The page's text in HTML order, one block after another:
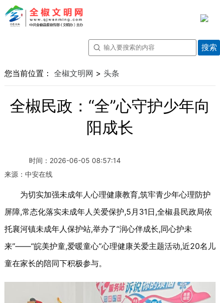
您当前位置： 全椒文明网 > 头条
全椒民政：“全”心守护少年向
阳成长
时间： 2026-06-05 08:57:14
来源： 中安在线
为切实加强未成年人心理健康教育,筑牢青少年心理防护
屏障,常态化落实未成年人关爱保护,5月31日,全椒县民政局依
托襄河镇未成年人保护站,举办了“润心伴成长,同心护未
来”——“皖美护童,爱暖童心”心理健康关爱主题活动,近20名儿
童在家长的陪同下积极参与。